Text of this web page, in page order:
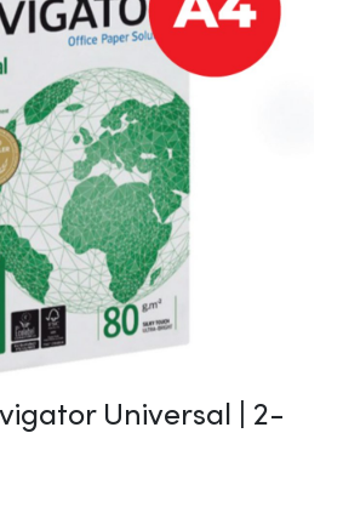
Universal | 2-